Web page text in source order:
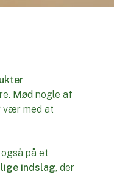
Mød nogle af
vær med at
på et
indslag, der